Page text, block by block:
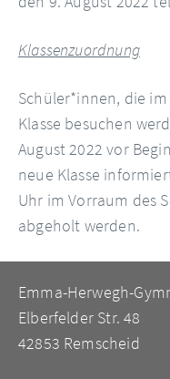
Klassenzuordnung
Schüler*innen, die
Klasse besuchen
August 2022 vor
neue Klasse
Uhr im Vorraum des
abgeholt werden.
Emma-Herwegh-
Elberfelder Str. 48
42853 Remscheid